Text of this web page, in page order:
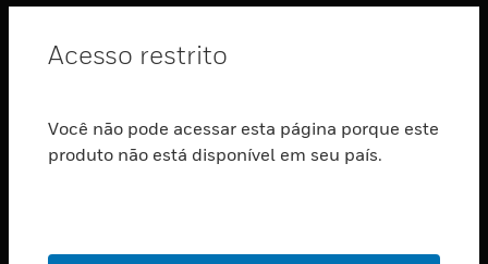
eletrônica.
PRODUTOS
toggle view
Acesso restrito
Você não pode acessar esta página porque este
produto não está disponível em seu país.